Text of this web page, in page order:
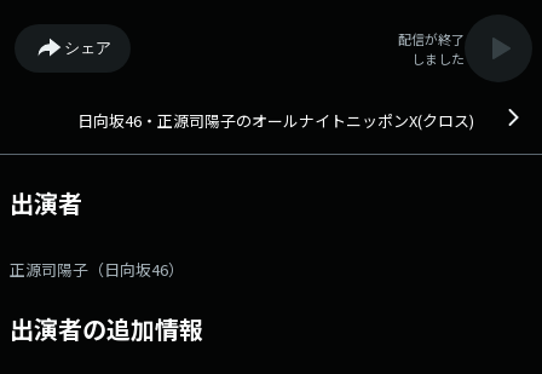
シェア
配信が終了
しました
日向坂46・正源司陽子のオールナイトニッポンX(クロス)
出演者
正源司陽子（日向坂46）
出演者の追加情報